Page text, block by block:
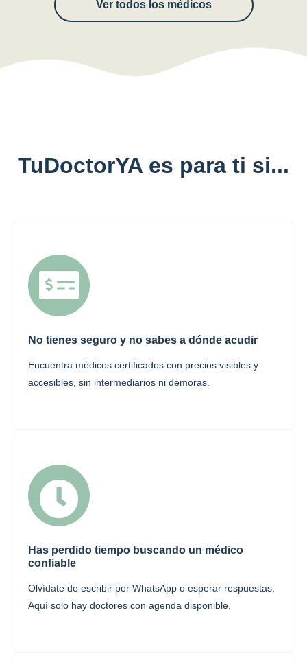
Ver todos los médicos
TuDoctorYA es para ti si...
No tienes seguro y no sabes a dónde acudir
Encuentra médicos certificados con precios visibles y
accesibles, sin intermediarios ni demoras.
Has perdido tiempo buscando un médico
confiable
Olvídate de escribir por WhatsApp o esperar respuestas.
Aquí solo hay doctores con agenda disponible.